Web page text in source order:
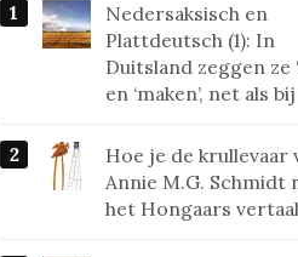
Nedersaksisch en
Plattdeutsch (1): In
Duitsland zeggen ze
en ‘maken’, net als
Hoe je de krullevaar
Annie M.G. Schmidt
het Hongaars